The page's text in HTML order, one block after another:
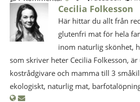
Cecilia Folkesson
Här hittar du allt från
glutenfri mat för hela
inom naturlig skönhet,
som skriver heter Cecilia Folkesson,
kostrådgivare och mamma till 3
ekologiskt, naturlig mat,